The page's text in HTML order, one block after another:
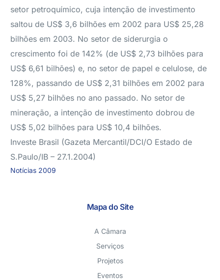
setor petroquímico, cuja intenção de investimento
saltou de US$ 3,6 bilhões em 2002 para US$ 25,28
bilhões em 2003. No setor de siderurgia o
crescimento foi de 142% (de US$ 2,73 bilhões para
US$ 6,61 bilhões) e, no setor de papel e celulose, de
128%, passando de US$ 2,31 bilhões em 2002 para
US$ 5,27 bilhões no ano passado. No setor de
mineração, a intenção de investimento dobrou de
US$ 5,02 bilhões para US$ 10,4 bilhões.
Investe Brasil (Gazeta Mercantil/DCI/O Estado de
S.Paulo/IB – 27.1.2004)
Notícias 2009
Mapa do Site
A Câmara
Serviços
Projetos
Eventos